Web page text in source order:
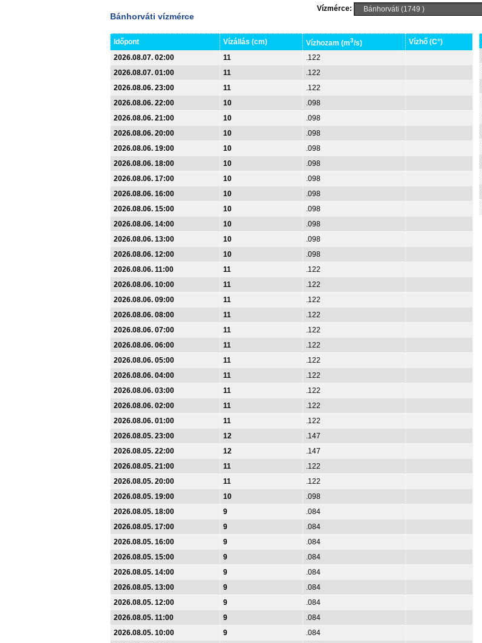
Vízmérce:
Bánhorváti vízmérce
Időpont Vízállás (cm) Vízhozam (m3/s)
Vízhő (C°)
2026.08.07. 02:00
11
.122
2026.08.07. 01:00
11
.122
2026.08.06. 23:00
11
.122
2026.08.06. 22:00
10
.098
2026.08.06. 21:00
10
.098
2026.08.06. 20:00
10
.098
2026.08.06. 19:00
10
.098
2026.08.06. 18:00
10
.098
2026.08.06. 17:00
10
.098
2026.08.06. 16:00
10
.098
2026.08.06. 15:00
10
.098
2026.08.06. 14:00
10
.098
2026.08.06. 13:00
10
.098
2026.08.06. 12:00
10
.098
2026.08.06. 11:00
11
.122
2026.08.06. 10:00
11
.122
2026.08.06. 09:00
11
.122
2026.08.06. 08:00
11
.122
2026.08.06. 07:00
11
.122
2026.08.06. 06:00
11
.122
2026.08.06. 05:00
11
.122
2026.08.06. 04:00
11
.122
2026.08.06. 03:00
11
.122
2026.08.06. 02:00
11
.122
2026.08.06. 01:00
11
.122
2026.08.05. 23:00
12
.147
2026.08.05. 22:00
12
.147
2026.08.05. 21:00
11
.122
2026.08.05. 20:00
11
.122
2026.08.05. 19:00
10
.098
2026.08.05. 18:00
9
.084
2026.08.05. 17:00
9
.084
2026.08.05. 16:00
9
.084
2026.08.05. 15:00
9
.084
2026.08.05. 14:00
9
.084
2026.08.05. 13:00
9
.084
2026.08.05. 12:00
9
.084
2026.08.05. 11:00
9
.084
2026.08.05. 10:00
9
.084